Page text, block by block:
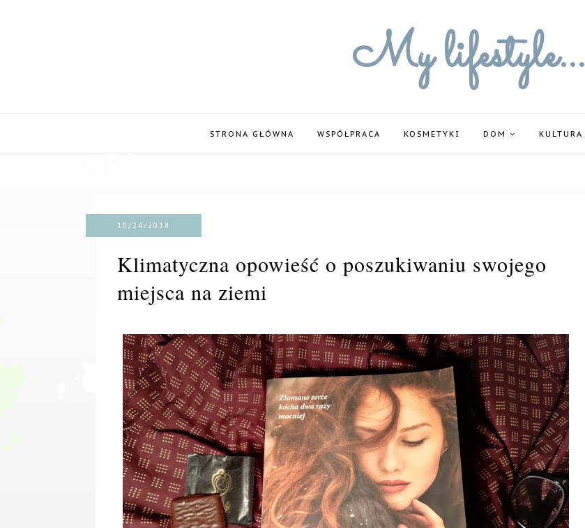
My lifestyle...
STRONA GŁÓWNA WSPÓŁPRACA KOSMETYKI DOM KULTURA
10/24/2018
Klimatyczna opowieść o poszukiwaniu swojego
miejsca na ziemi